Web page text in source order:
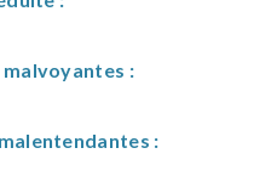
malvoyantes :
: